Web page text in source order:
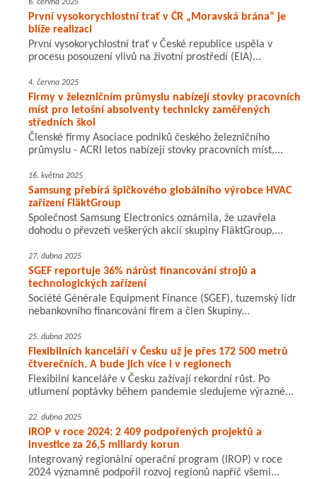
6. června 2025
První vysokorychlostní trať v ČR „Moravská brána“ je
blíže realizaci
První vysokorychlostní trať v České republice uspěla v
procesu posouzení vlivů na životní prostředí (EIA)...
4. června 2025
Firmy v železničním průmyslu nabízejí stovky pracovních
míst pro letošní absolventy technicky zaměřených
středních škol
Členské firmy Asociace podniků českého železničního
průmyslu - ACRI letos nabízejí stovky pracovních míst,...
16. května 2025
Samsung přebírá špičkového globálního výrobce HVAC
zařízení FläktGroup
Společnost Samsung Electronics oznámila, že uzavřela
dohodu o převzetí veškerých akcií skupiny FläktGroup,...
27. dubna 2025
SGEF reportuje 36% nárůst financování strojů a
technologických zařízení
Société Générale Equipment Finance (SGEF), tuzemský lídr
nebankovního financování firem a člen Skupiny...
25. dubna 2025
Flexibilních kanceláří v Česku už je přes 172 500 metrů
čtverečních. A bude jich více i v regionech
Flexibilní kanceláře v Česku zažívají rekordní růst. Po
utlumení poptávky během pandemie sledujeme výrazné...
22. dubna 2025
IROP v roce 2024: 2 409 podpořených projektů a
investice za 26,5 miliardy korun
Integrovaný regionální operační program (IROP) v roce
2024 významně podpořil rozvoj regionů napříč všemi...